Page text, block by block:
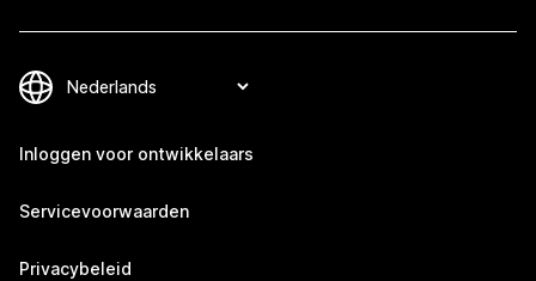
Inloggen voor ontwikkelaars
Servicevoorwaarden
Privacybeleid